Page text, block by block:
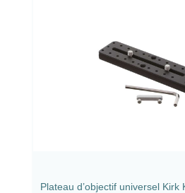
Plateau d’objectif universel Kirk